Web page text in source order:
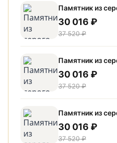
30 016 ₽
37 520 ₽
30 016 ₽
37 520 ₽
30 016 ₽
37 520 ₽